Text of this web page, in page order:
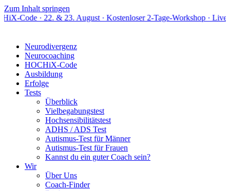
Zum Inhalt springen
22. & 23. August · Kostenloser 2-Tage-Workshop · Live online
Neurodivergenz
Neurocoaching
HOCHiX-Code
Ausbildung
Erfolge
Tests
Überblick
Vielbegabungstest
Hochsensibilitätstest
ADHS / ADS Test
Autismus-Test für Männer
Autismus-Test für Frauen
Kannst du ein guter Coach sein?
Wir
Über Uns
Coach-Finder